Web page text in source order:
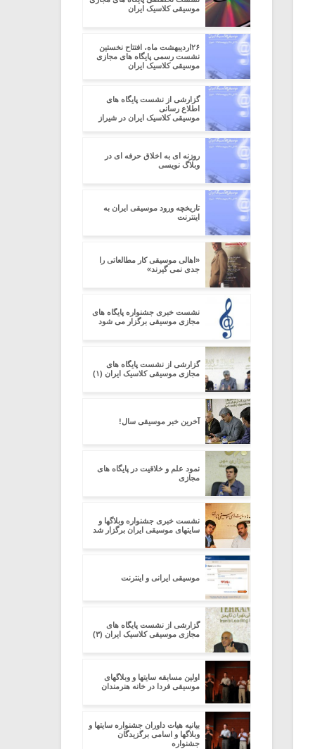
موسیقی کلاسیک ایران
۲۶اردیبهشت ماه، افتتاح نخستین
نشست رسمی پایگاه های مجازی
موسیقی کلاسیک ایران
گزارشی از نشست پایگاه های
اطلاع رسانی
موسیقی کلاسیک ایران در شیراز
روزنه ای به اخلاق حرفه ای در
وبلاگ نویسی
تاریخچه ورود موسیقی ایران به
اینترنت
«اهالی موسیقی کار مطالعاتی را
جدی نمی گیرند»
نشست خبری جشنواره پایگاه های
مجازی موسیقی برگزار می شود
گزارشی از نشست پایگاه های
مجازی موسیقی کلاسیک ایران (۱)
آخرین خبر موسیقی سال!
نمود علم و خلاقیت در پایگاه های
مجازی
نشست خبری جشنواره وبلاگها و
سایتهای موسیقی ایران برگزار شد
موسیقی ایرانی و اینترنت
گزارشی از نشست پایگاه های
مجازی موسیقی کلاسیک ایران (۳)
اولین مسابقه سایتها و وبلاگهای
موسیقی فردا در خانه هنرمندان
بیانیه هیات داوران جشنواره سایتها و
وبلاگها و اسامی برگزیدگان
جشنواره